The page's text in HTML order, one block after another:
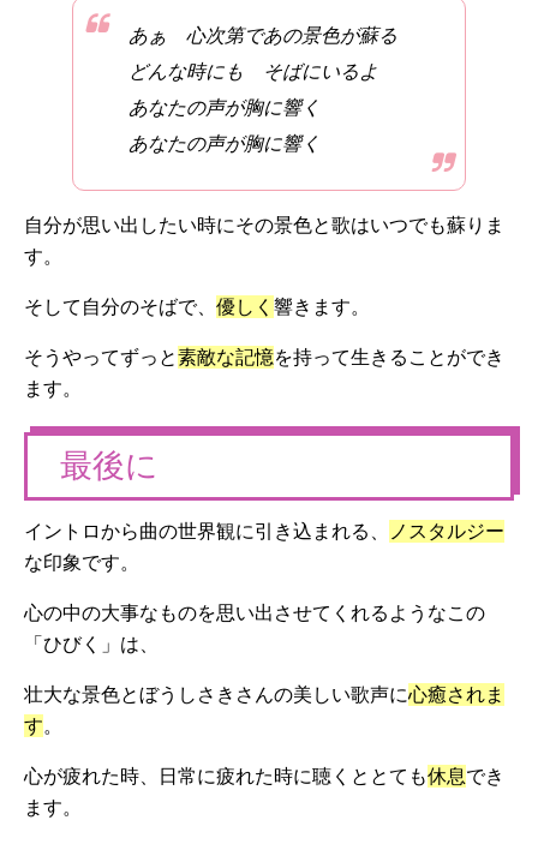
あぁ 心次第であの景色が蘇る
どんな時にも そばにいるよ
あなたの声が胸に響く
あなたの声が胸に響く
自分が思い出したい時にその景色と歌はいつでも蘇りま
す。
そして自分のそばで、 優しく 響きます。
そうやってずっと素敵な記憶を持って生きることができ
ます。
最後に
イントロから曲の世界観に引き込まれる、
ノスタルジー
な印象です。
心の中の大事なものを思い出させてくれるようなこの
「ひびく」は、
壮大な景色とぼうしさきさんの美しい歌声に心癒されま
す。
心が疲れた時、日常に疲れた時に聴くととても休息でき
ます。